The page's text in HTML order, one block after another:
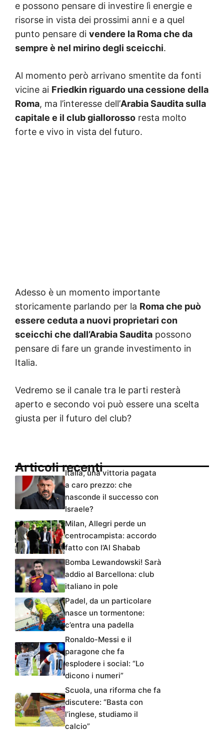
e possono pensare di investire lì energie e
risorse in vista dei prossimi anni e a quel
punto pensare di vendere la Roma che da
sempre è nel mirino degli sceicchi.
Al momento però arrivano smentite da fonti
vicine ai Friedkin riguardo una cessione della
Roma, ma l’interesse dell’Arabia Saudita sulla
capitale e il club giallorosso resta molto
forte e vivo in vista del futuro.
Adesso è un momento importante
storicamente parlando per la Roma che può
essere ceduta a nuovi proprietari con
sceicchi che dall’Arabia Saudita possono
pensare di fare un grande investimento in
Italia.
Vedremo se il canale tra le parti resterà
aperto e secondo voi può essere una scelta
giusta per il futuro del club?
Articoli recentiItalia, una vittoria pagata
a caro prezzo: che
nasconde il successo con
Israele?
Milan, Allegri perde un
centrocampista: accordo
fatto con l’Al Shabab
Bomba Lewandowski! Sarà
addio al Barcellona: club
italiano in pole
Padel, da un particolare
nasce un tormentone:
c’entra una padella
Ronaldo-Messi e il
paragone che fa
esplodere i social: “Lo
dicono i numeri”
Scuola, una riforma che fa
discutere: “Basta con
l’inglese, studiamo il
calcio”